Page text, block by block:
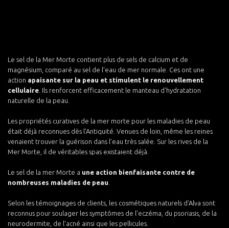
Le sel de la Mer Morte contient plus de sels de calcium et de
magnésium, comparé au sel de l'eau de mer normale. Ces ont une
action apaisante sur la peau et stimulent le renouvellement
cellulaire . Ils renforcent efficacement le manteau d'hydratation
naturelle de la peau.
Les propriétés curatives de la mer morte pour les maladies de peau
était déjà reconnues dès l'Antiquité. Venues de loin, même les reines
venaient trouver la guérison dans l'eau très salée. Sur les rives de la
Mer Morte, il de véritables spas existaient déjà.
Le sel de la mer Morte a une action bienfaisante contre de
nombreuses maladies de peau
Selon les témoignages de clients, les cosmétiques naturels d'Alva sont
reconnus pour soulager les symptômes de l'eczéma, du psoriasis, de la
neurodermite, de l'acné ainsi que les pellicules.